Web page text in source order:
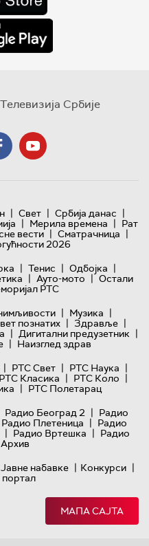
Србије
| Свет | Србија данас |
| Мерила времена | Рат
вести | Сматрачница |
2026
| Тенис | Одбојка |
| Ауто-мото | Остали
РТС
| Музика |
познатих | Здравље |
| Дигитални предузетник |
| Наизглед здрав
| РТС Свет | РТС Наука |
РТС Класика | РТС Коло |
| РТС Полетарац
Радио Београд 2 | Радио
Радио Плетеница | Радио
| Радио Вртешка | Радио
Архив
Јавне набавке | Конкурси |
МАПА САЈТА